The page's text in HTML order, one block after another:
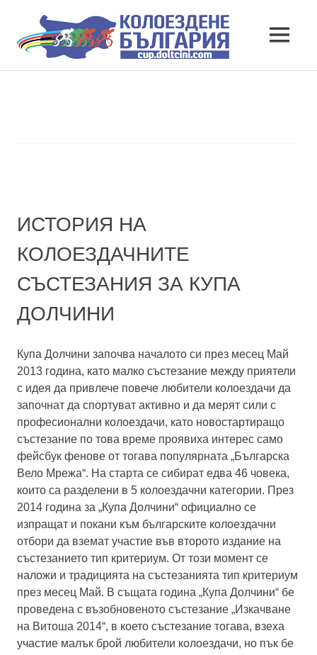
КУПА
MENU
ИСТОРИЯ НА
КОЛОЕЗДАЧНИТЕ
СЪСТЕЗАНИЯ ЗА КУПА
ДОЛЧИНИ
Купа Долчини започва началото си през месец Май
2013 година, като малко състезание между приятели
с идея да привлече повече любители колоездачи да
започнат да спортуват активно и да мерят сили с
професионални колоездачи, като новостартиращо
състезание по това време проявиха интерес само
фейсбук фенове от тогава популярната „Българска
Вело Мрежа“. На старта се сибират едва 46 човека,
които са разделени в 5 колоездачни категории. През
2014 година за „Купа Долчини“ официално се
изпращат и покани към българските колоездачни
отбори да вземат участие във второто издание на
състезанието тип критериум. От този момент се
наложи и традицията на състезанията тип критериум
през месец Май. В същата година „Купа Долчини“ бе
проведена с възобновеното състезание „Изкачване
на Витоша 2014“, в което състезание тогава, взеха
участие малък брой любители колоездачи, но пък бе